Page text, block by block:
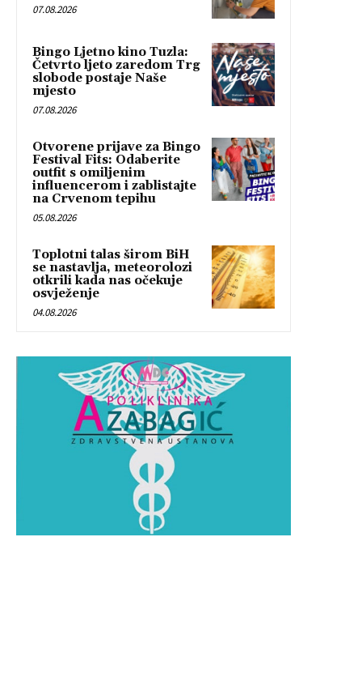
07.08.2026
Bingo Ljetno kino Tuzla:
Četvrto ljeto zaredom Trg
slobode postaje Naše
mjesto
07.08.2026
Otvorene prijave za Bingo
Festival Fits: Odaberite
outfit s omiljenim
influencerom i zablistajte
na Crvenom tepihu
05.08.2026
Toplotni talas širom BiH
se nastavlja, meteorolozi
otkrili kada nas očekuje
osvježenje
04.08.2026